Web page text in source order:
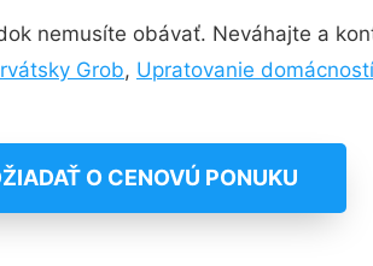
nemusíte obávať. Neváhajte a
Grob, Upratovanie
O CENOVÚ PONUKU